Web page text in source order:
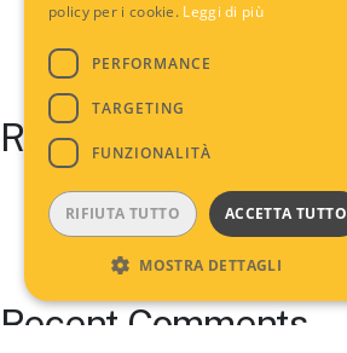
Recent Posts
Recent Comments
policy per i cookie. Leggi di più
PERFORMANCE
TARGETING
FUNZIONALITÀ
ACCETTA TUTTO
RIFIUTA TUTTO
MOSTRA DETTAGLI